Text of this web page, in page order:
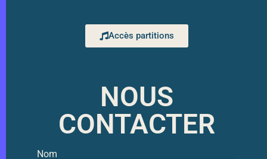
Accès partitions
NOUS
CONTACTER
Nom